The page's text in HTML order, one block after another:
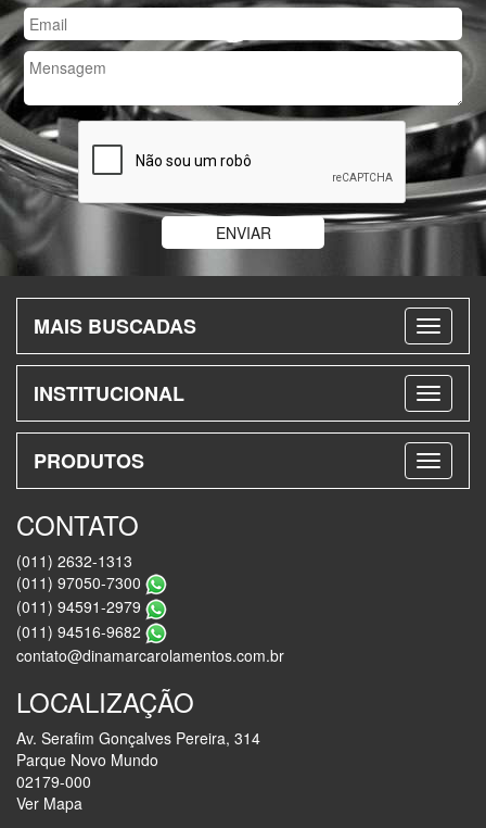
MAIS BUSCADAS
INSTITUCIONAL
PRODUTOS
CONTATO
(011) 2632-1313
(011) 97050-7300
(011) 94591-2979
(011) 94516-9682
contato@dinamarcarolamentos.com.br
LOCALIZAÇÃO
Av. Serafim Gonçalves Pereira, 314
Parque Novo Mundo
02179-000
Ver Mapa